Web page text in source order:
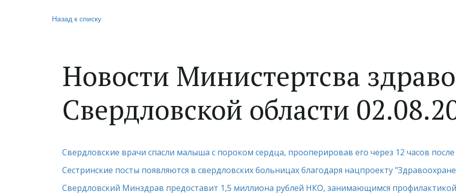
Назад к списку
Новости Министертсва
Свердловской области
Свердловские врачи спасли малыша с пороком сердца, прооперировав его через 12 часов
Сестринские посты появляются в свердловских больницах благодаря нацпроекту
Свердловский Минздрав предоставит 1,5 миллиона рублей НКО, занимающимся